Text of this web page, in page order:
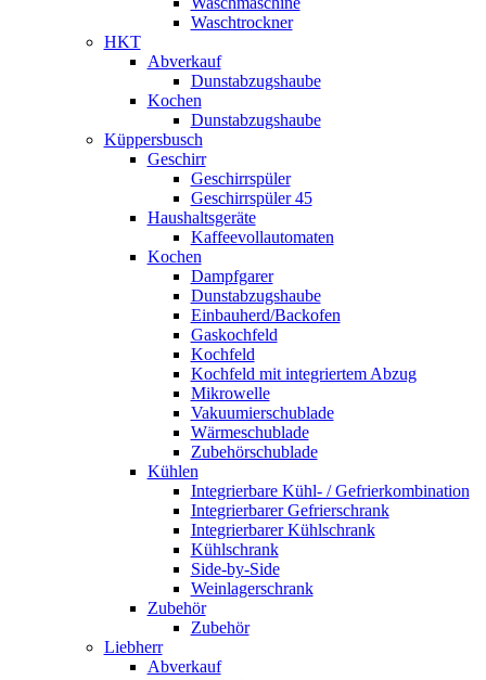
Waschtrockner
HKT
Abverkauf
Dunstabzugshaube
Kochen
Dunstabzugshaube
Küppersbusch
Geschirr
Geschirrspüler
Geschirrspüler 45
Haushaltsgeräte
Kaffeevollautomaten
Kochen
Dampfgarer
Dunstabzugshaube
Einbauherd/Backofen
Gaskochfeld
Kochfeld
Kochfeld mit integriertem Abzug
Mikrowelle
Vakuumierschublade
Wärmeschublade
Zubehörschublade
Kühlen
Integrierbare Kühl- / Gefrierkombination
Integrierbarer Gefrierschrank
Integrierbarer Kühlschrank
Kühlschrank
Side-by-Side
Weinlagerschrank
Zubehör
Zubehör
Liebherr
Abverkauf